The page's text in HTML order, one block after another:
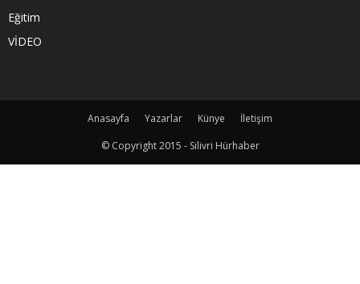
Eğitim
VİDEO
Anasayfa Yazarlar Künye
İletişim
© Copyright 2015 - Silivri Hürhaber